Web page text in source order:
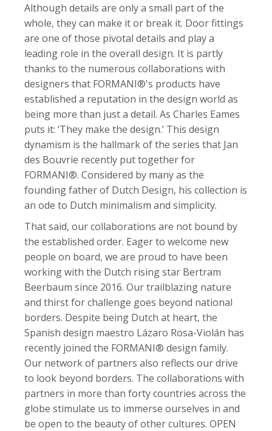
Although details are only a small part of the
whole, they can make it or break it. Door fittings
are one of those pivotal details and play a
leading role in the overall design. It is partly
thanks to the numerous collaborations with
designers that FORMANI®'s products have
established a reputation in the design world as
being more than just a detail. As Charles Eames
puts it: ‘They make the design.’ This design
dynamism is the hallmark of the series that Jan
des Bouvrie recently put together for
FORMANI®. Considered by many as the
founding father of Dutch Design, his collection is
an ode to Dutch minimalism and simplicity.
That said, our collaborations are not bound by
the established order. Eager to welcome new
people on board, we are proud to have been
working with the Dutch rising star Bertram
Beerbaum since 2016. Our trailblazing nature
and thirst for challenge goes beyond national
borders. Despite being Dutch at heart, the
Spanish design maestro Lázaro Rosa-Violán has
recently joined the FORMANI® design family.
Our network of partners also reflects our drive
to look beyond borders. The collaborations with
partners in more than forty countries across the
globe stimulate us to immerse ourselves in and
be open to the beauty of other cultures. OPEN